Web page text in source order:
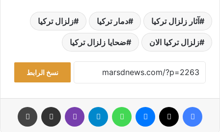
آثار زلزال تركيا دمار تركيا زلزال تركيا
زلزال تركيا الان ضحايا زلزال تركيا
نسخ الرابط
فيسبوك ماسنجر واتساب تيلقرام ڤايبر مشاركة عبر البريد